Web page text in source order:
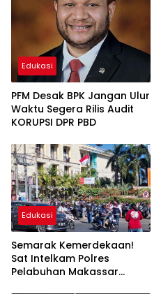
Edukasi
PFM Desak BPK Jangan Ulur
Waktu Segera Rilis Audit
KORUPSI DPR PBD
Edukasi
Semarak Kemerdekaan!
Sat Intelkam Polres
Pelabuhan Makassar